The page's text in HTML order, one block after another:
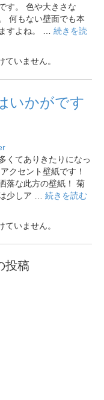
す。 色や大きさな
何もない壁面でも本
すよね。 … 続きを読
ていません。
いかがです
くてありきたりになっ
クセント壁紙です！
落な此方の壁紙！ 菊
少しア … 続きを読む
ていません。
投稿